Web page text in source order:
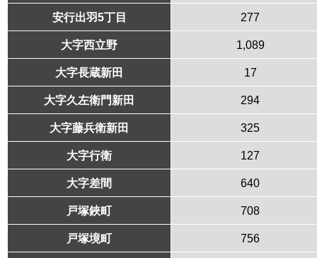
安行出羽5丁目 277
大字西立野 1,089
大字長蔵新田 17
大字久左衛門新田 294
大字藤兵衛新田 325
大字行衛 127
大字差間 640
戸塚鋏町 708
戸塚境町 756